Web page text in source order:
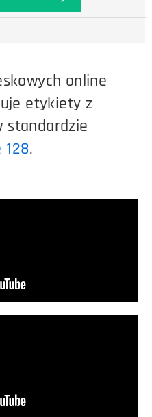
online
etykiety z
standardzie
128.